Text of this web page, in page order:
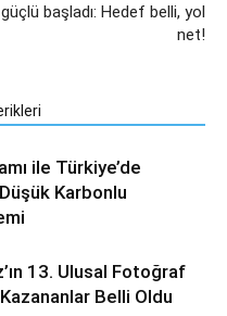
güçlü başladı: Hedef belli, yol
net!
ile Türkiye’de
Karbonlu
13. Ulusal Fotoğraf
Kazananlar Belli Oldu